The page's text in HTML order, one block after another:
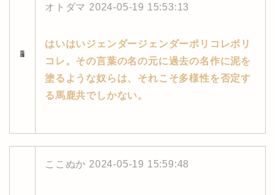
オトダマ 2024-05-19 15:53:13
はいはいジェンダージェンダーポリコレポリ
コレ。その言葉の名の元に過去の名作に泥を
塗るような奴らは、それこそ多様性を否定す
る馬鹿共でしかない。
ここぬか 2024-05-19 15:59:48